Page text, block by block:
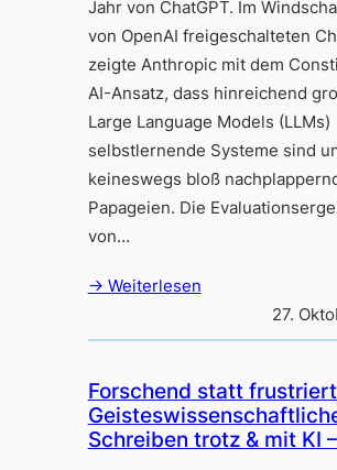
Jahr von ChatGPT. Im
von OpenAI freigeschalteten
zeigte Anthropic mit dem
AI-Ansatz, dass hinreichend
Large Language Models (LLMs)
selbstlernende Systeme sind
keineswegs bloß
Papageien. Die
von…
→ Weiterlesen
27.
Forschend statt
Schreiben trotz & mit KI